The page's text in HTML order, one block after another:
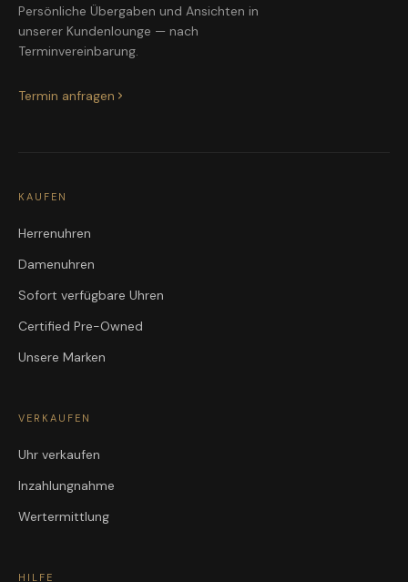
Persönliche Übergaben und Ansichten in
unserer Kundenlounge — nach
Terminvereinbarung.
Termin anfragen
KAUFEN
Herrenuhren
Damenuhren
Sofort verfügbare Uhren
Certified Pre-Owned
Unsere Marken
VERKAUFEN
Uhr verkaufen
Inzahlungnahme
Wertermittlung
HILFE